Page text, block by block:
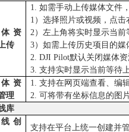
资
传
1. 如需手动上传媒体文件
1）选择照片或视频，点击
2）左上角将实时显示当前
3）如需上传历史项目的
2. DJI Pilot默认关闭媒体
3. 支持实时显示当前等待
资
理
1. 支持在网页端查看、编
2. 可将带有坐标信息的图
库
创
支持在平台上统一创建并